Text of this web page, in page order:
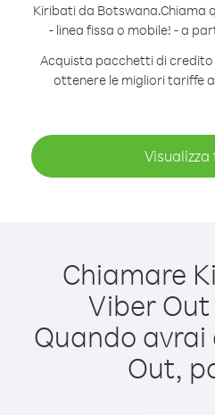
Kiribati da Botswana.Chiama
- linea fissa o mobile! - a
Acquista pacchetti di
ottenere le migliori tariffe
Chiamare
Viber
Quando
Out,